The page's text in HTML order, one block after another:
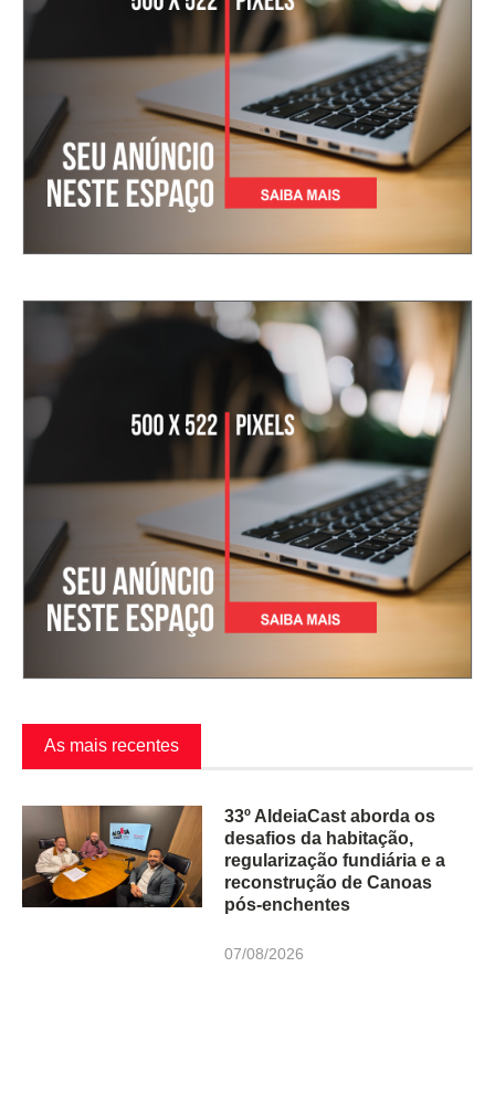
As mais recentes
33º AldeiaCast aborda os
desafios da habitação,
regularização fundiária e a
reconstrução de Canoas
pós-enchentes
07/08/2026